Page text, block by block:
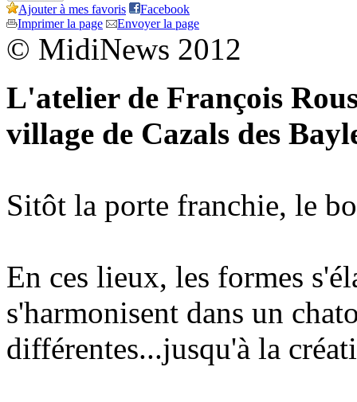
Ajouter à mes favoris
Facebook
Imprimer la page
Envoyer la page
© MidiNews 2012
L'atelier de François
village de Cazals des
Sitôt la porte franchie, le
En ces lieux, les formes
s'harmonisent dans un
différentes...jusqu'à la